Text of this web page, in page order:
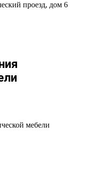
проезд, дом 6
мебели